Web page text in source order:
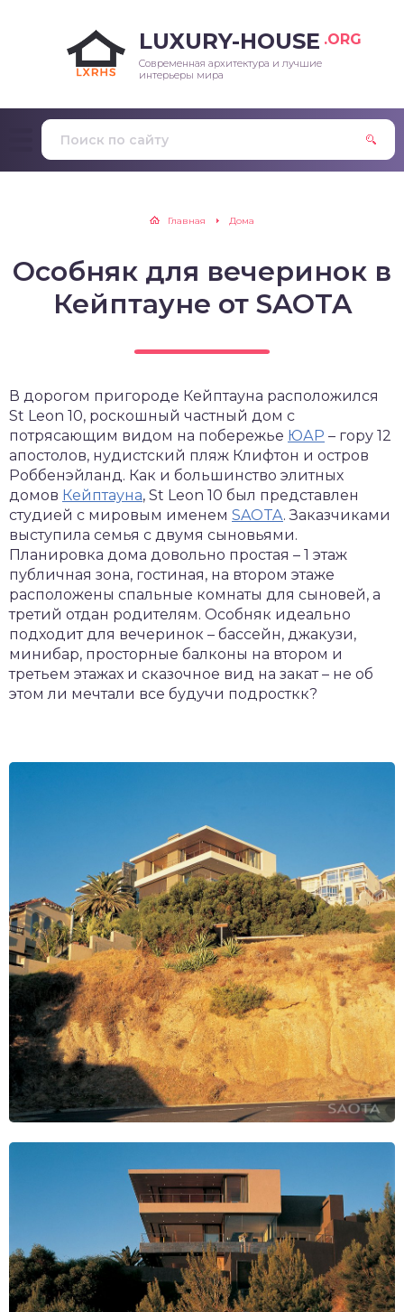
LUXURY-HOUSE .ORG
Современная архитектура и лучшие
интерьеры мира
Главная Дома
Особняк для вечеринок в
Кейптауне от SAOTA
В дорогом пригороде Кейптауна расположился
St Leon 10, роскошный частный дом с
потрясающим видом на побережье ЮАР – гору 12
апостолов, нудистский пляж Клифтон и остров
Роббенэйланд. Как и большинство элитных
домов Кейптауна, St Leon 10 был представлен
студией с мировым именем SAOTA. Заказчиками
выступила семья с двумя сыновьями.
Планировка дома довольно простая – 1 этаж
публичная зона, гостиная, на втором этаже
расположены спальные комнаты для сыновей, а
третий отдан родителям. Особняк идеально
подходит для вечеринок – бассейн, джакузи,
минибар, просторные балконы на втором и
третьем этажах и сказочное вид на закат – не об
этом ли мечтали все будучи подросткк?